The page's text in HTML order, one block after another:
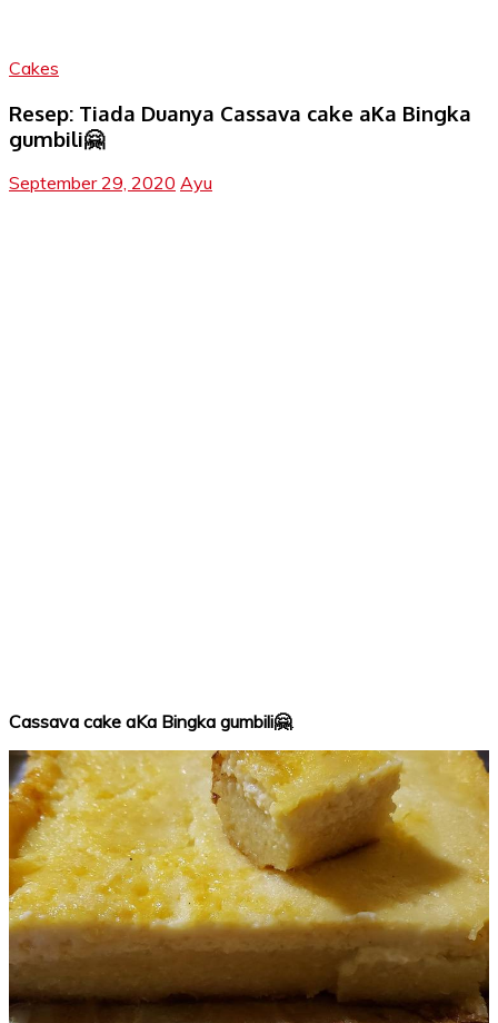
Cakes
Resep: Tiada Duanya Cassava cake aKa Bingka
gumbili🤗
September 29, 2020 Ayu
Cassava cake aKa Bingka gumbili🤗.